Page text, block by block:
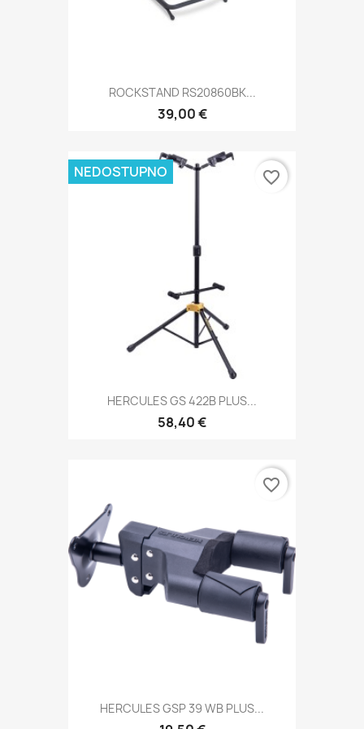
ROCKSTAND RS20860BK...
39,00 €
HERCULES GS 422B PLUS...
58,40 €
NEDOSTUPNO favorite_border
HERCULES GSP 39 WB PLUS...
favorite_border